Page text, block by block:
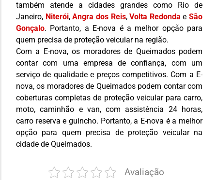
também atende a cidades grandes como Rio de
Janeiro, Niterói,Angra dos Reis,Volta Redonda e São
Gonçalo. Portanto, a E-nova é a melhor opção para
quem precisa de proteção veicular na região.
Com a E-nova, os moradores de Queimados podem
contar com uma empresa de confiança, com um
serviço de qualidade e preços competitivos. Com a E-
nova, os moradores de Queimados podem contar com
coberturas completas de proteção veicular para carro,
moto, caminhão e van, com assistência 24 horas,
carro reserva e guincho. Portanto, a E-nova é a melhor
opção para quem precisa de proteção veicular na
cidade de Queimados.
Avaliação